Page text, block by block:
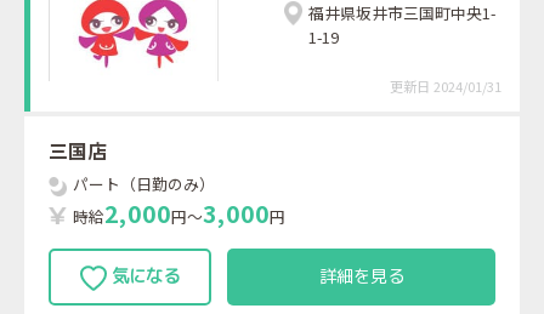
福井県坂井市三国町中央1-
1-19
更新日 2024/01/31
三国店
パート（日勤のみ）
時給2,000円～3,000円
詳細を見る